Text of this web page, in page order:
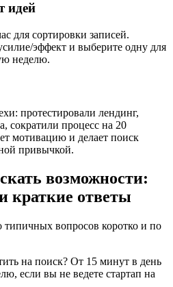
идей
для сортировки записей.
эффект и выберите одну для
неделю.
протестировали лендинг,
сократили процесс на 20
мотивацию и делает поиск
привычкой.
возможности:
краткие ответы
типичных вопросов коротко и по
на поиск? От 15 минут в день
если вы не ведете стартап на